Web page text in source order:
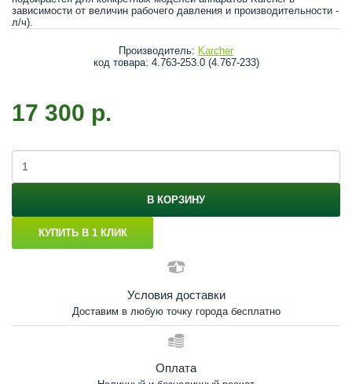
зависимости от величин рабочего давления и производительности -
л/ч).
Производитель: Karcher
код товара: 4.763-253.0 (4.767-233)
17 300 р.
В КОРЗИНУ
КУПИТЬ В 1 КЛИК
Условия доставки
Доставим в любую точку города бесплатно
Оплата